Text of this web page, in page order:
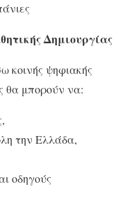
Δημιουργίας
κοινής ψηφιακής
θα μπορούν να:
την Ελλάδα,
οδηγούς